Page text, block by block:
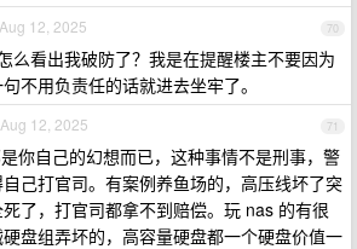
70
Aug 12, 2025
么看出我破防了？我是在提醒楼主不要因为
不用负责任的话就进去坐牢了。
71
Aug 12, 2025
你自己的幻想而已，这种事情不是刑事，警
己打官司。有案例养鱼场的，高压线坏了突
了，打官司都拿不到赔偿。玩 nas 的有很
盘组弄坏的，高容量硬盘都一个硬盘价值一